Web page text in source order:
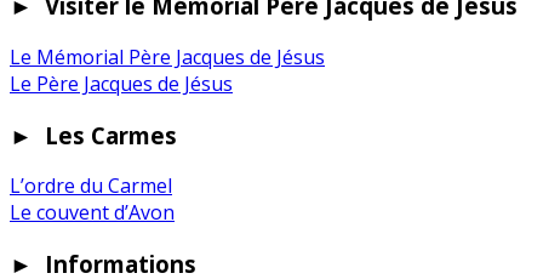
Le Mémorial Père Jacques de Jésus
Le Père Jacques de Jésus
► Les Carmes
L’ordre du Carmel
Le couvent d’Avon
► Informations